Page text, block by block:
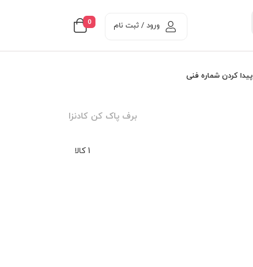
0 ورود / ثبت نام
پیدا کردن شماره فنی
برف پاک کن کادنزا
1 کالا